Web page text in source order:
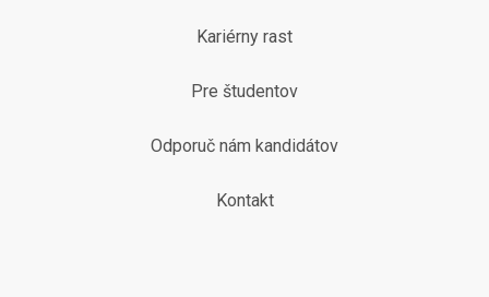
Kariérny rast
Pre študentov
Odporuč nám kandidátov
Kontakt